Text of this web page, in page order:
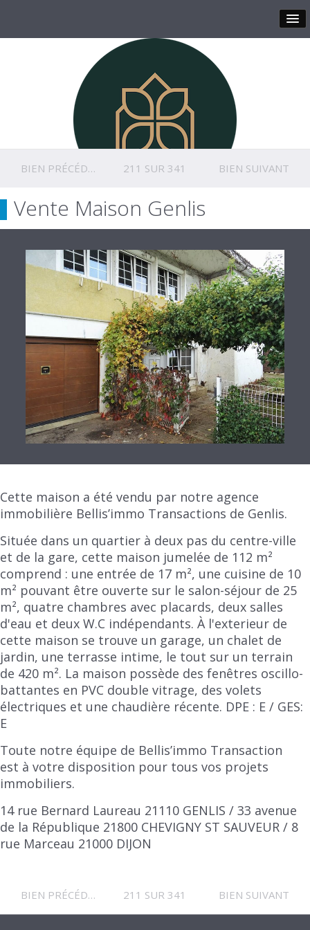
BIEN PRÉCÉDENT 211 SUR 341 BIEN SUIVANT
Vente Maison Genlis
Cette maison a été vendu par notre agence
immobilière Bellis’immo Transactions de Genlis.
Située dans un quartier à deux pas du centre-ville
et de la gare, cette maison jumelée de 112 m²
comprend : une entrée de 17 m², une cuisine de 10
m² pouvant être ouverte sur le salon-séjour de 25
m², quatre chambres avec placards, deux salles
d'eau et deux W.C indépendants. À l'exterieur de
cette maison se trouve un garage, un chalet de
jardin, une terrasse intime, le tout sur un terrain
de 420 m². La maison possède des fenêtres oscillo-
battantes en PVC double vitrage, des volets
électriques et une chaudière récente. DPE : E / GES:
E
Toute notre équipe de Bellis’immo Transaction
est à votre disposition pour tous vos projets
immobiliers.
14 rue Bernard Laureau 21110 GENLIS / 33 avenue
de la République 21800 CHEVIGNY ST SAUVEUR / 8
rue Marceau 21000 DIJON
BIEN PRÉCÉDENT 211 SUR 341 BIEN SUIVANT